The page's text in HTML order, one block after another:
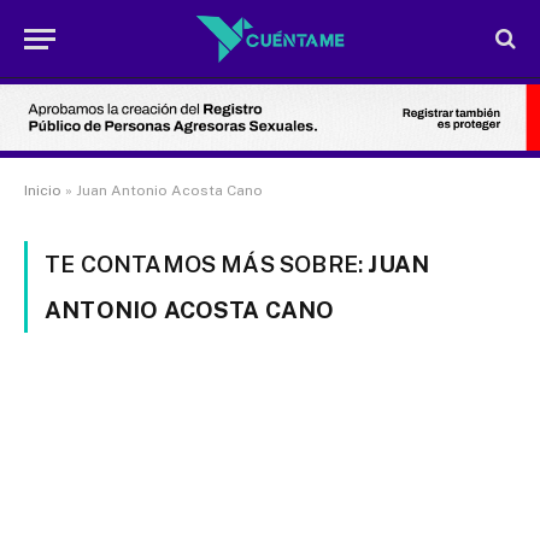
Inicio » Juan Antonio Acosta Cano
TE CONTAMOS MÁS SOBRE: JUAN
ANTONIO ACOSTA CANO